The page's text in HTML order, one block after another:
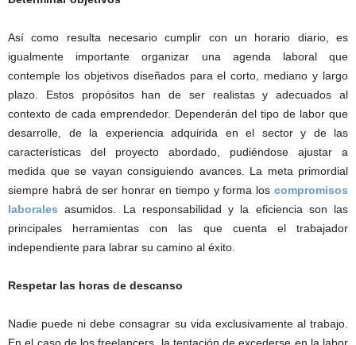
Así como resulta necesario cumplir con un horario diario, es
igualmente importante organizar una agenda laboral que
contemple los objetivos diseñados para el corto, mediano y largo
plazo. Estos propósitos han de ser realistas y adecuados al
contexto de cada emprendedor. Dependerán del tipo de labor que
desarrolle, de la experiencia adquirida en el sector y de las
características del proyecto abordado, pudiéndose ajustar a
medida que se vayan consiguiendo avances. La meta primordial
siempre habrá de ser honrar en tiempo y forma los compromisos
laborales asumidos. La responsabilidad y la eficiencia son las
principales herramientas con las que cuenta el trabajador
independiente para labrar su camino al éxito.
Respetar las horas de descanso
Nadie puede ni debe consagrar su vida exclusivamente al trabajo.